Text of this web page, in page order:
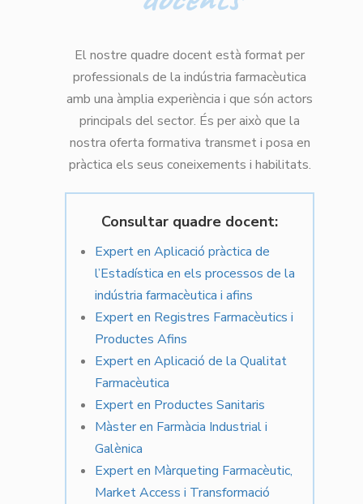
El nostre quadre docent està format per
professionals de la indústria farmacèutica
amb una àmplia experiència i que són actors
principals del sector. És per això que la
nostra oferta formativa transmet i posa en
pràctica els seus coneixements i habilitats.
Consultar quadre docent:
Expert en Aplicació pràctica de
l’Estadística en els processos de la
indústria farmacèutica i afins
Expert en Registres Farmacèutics i
Productes Afins
Expert en Aplicació de la Qualitat
Farmacèutica
Expert en Productes Sanitaris
Màster en Farmàcia Industrial i
Galènica
Expert en Màrqueting Farmacèutic,
Market Access i Transformació